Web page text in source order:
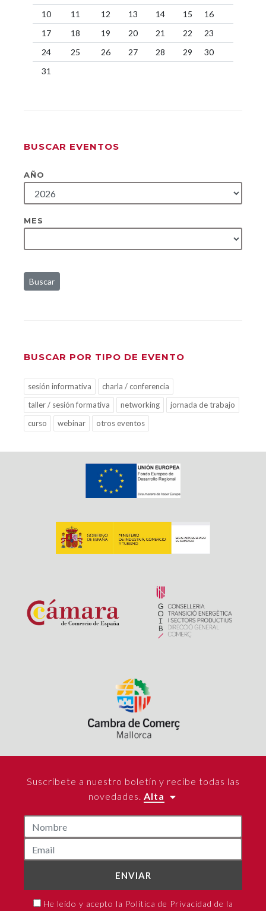
10
11 12 13 14 15
16
17
18 19 20 21 22
23
24
25 26 27 28 29
30
31
BUSCAR EVENTOS
AÑO
MES
Buscar
BUSCAR POR TIPO DE EVENTO
sesión informativa
charla / conferencia
taller / sesión formativa
networking
jornada de trabajo
curso
webinar otros eventos
Suscríbete a nuestro boletín y recibe todas las
novedades. Alta
ENVIAR
He leído y acepto la Política de Privacidad de la